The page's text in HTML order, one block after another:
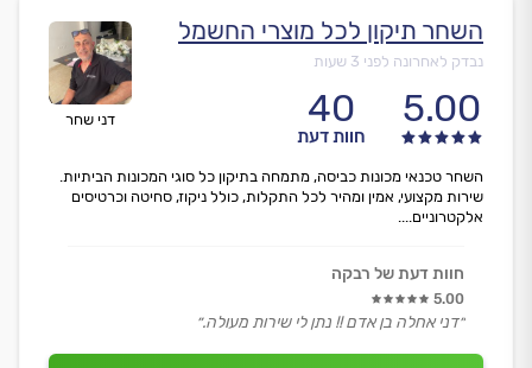
דני שחר
השחר תיקון לכל מוצרי החשמל
נבדק לאחרונה לפני 3 שעות
5.00
40
חוות דעת
השחר טכנאי מכונות כביסה, מתמחה בתיקון כל סוגי המכונות הביתיות.
שירות מקצועי, אמין ומהיר לכל התקלות, כולל ניקוז, סחיטה וכרטיסים
אלקטרוניים....
חוות דעת של רבקה
5.00
״דני אחלה בן אדם !! נתן לי שירות מעולה.״